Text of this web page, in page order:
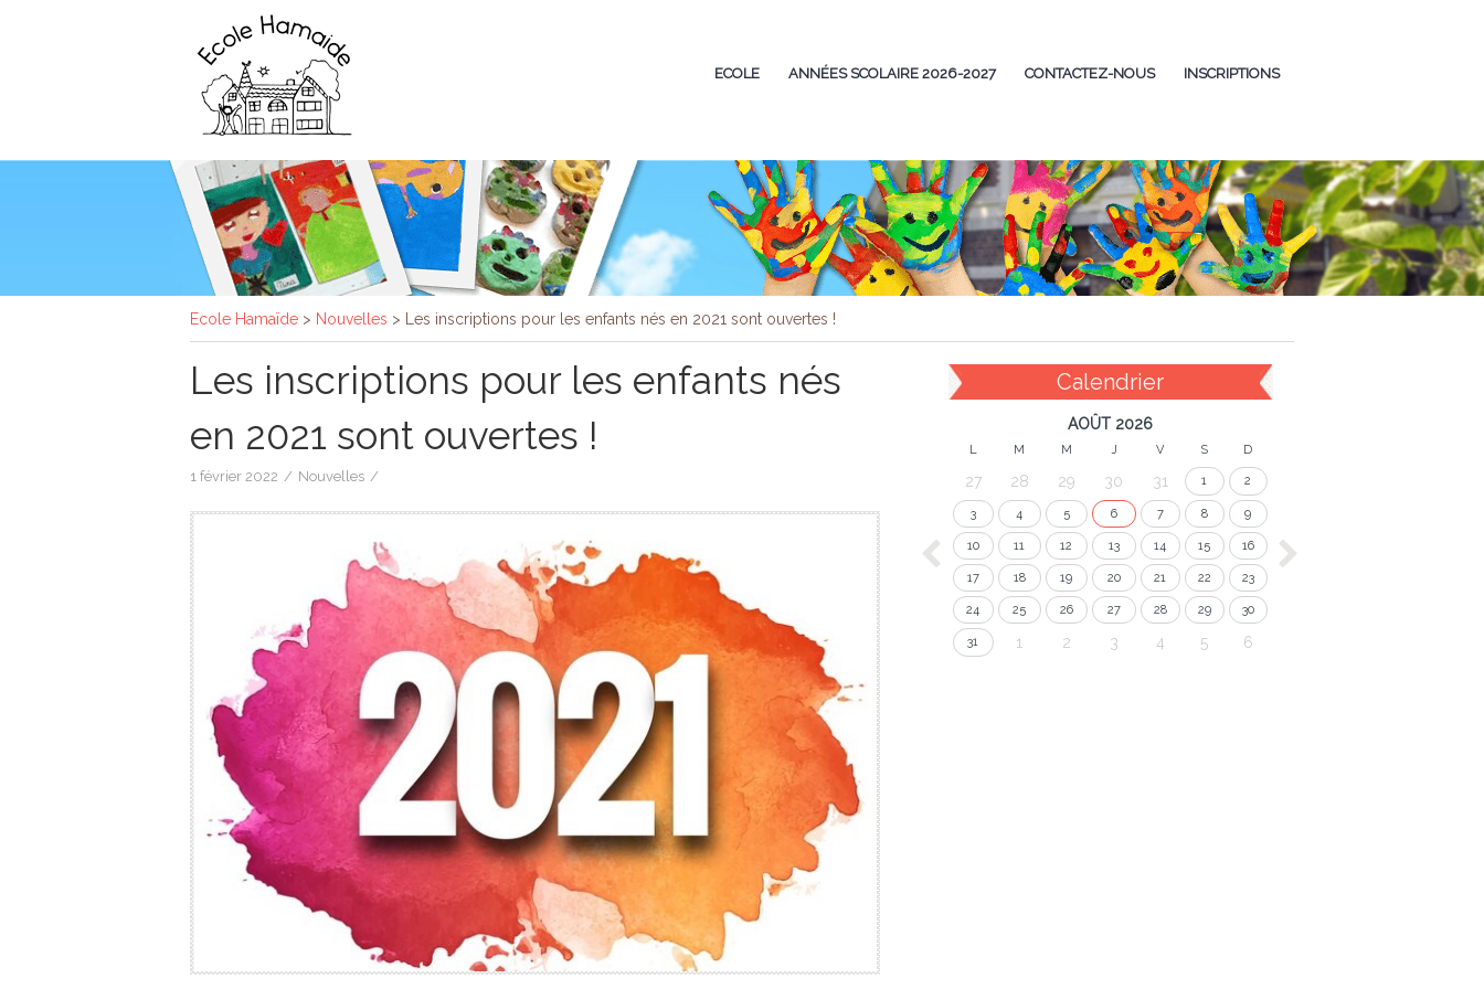
ECOLE ANNÉES SCOLAIRE 2026-2027 CONTACTEZ-NOUS INSCRIPTIONS
Ecole Hamaïde > Nouvelles > Les inscriptions pour les enfants nés en 2021 sont ouvertes !
Les inscriptions pour les enfants nés
en 2021 sont ouvertes !
1 février 2022 / Nouvelles /
Calendrier
AOÛT 2026
L M M J V S D
27 28 29 30 31 1 2
3 4 5 6 7 8 9
10 11 12 13 14 15 16
17 18 19 20 21 22 23
24 25 26 27 28 29 30
31 1 2 3 4 5 6